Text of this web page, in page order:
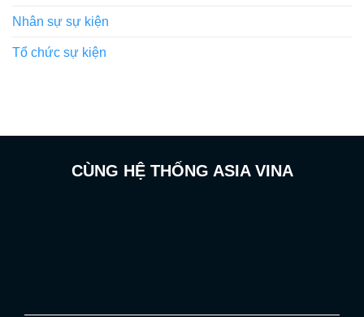
Nhân sự sự kiện
Tổ chức sự kiện
CÙNG HỆ THỐNG ASIA VINA